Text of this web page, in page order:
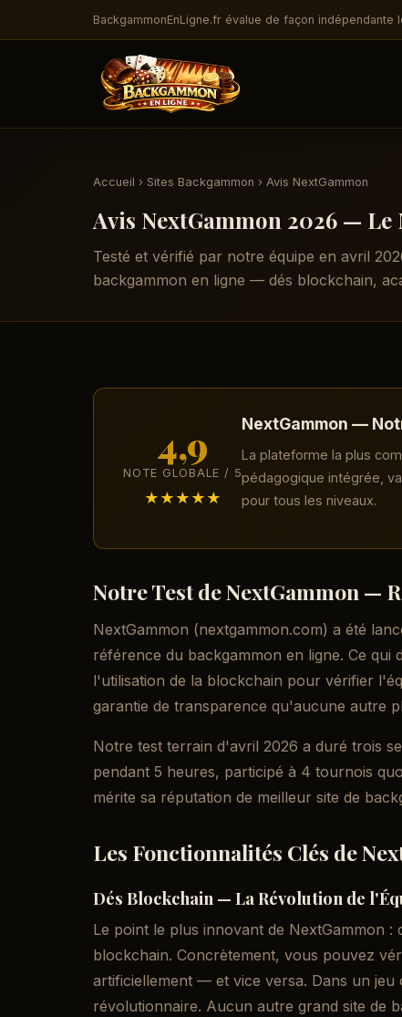
BackgammonEnLigne.fr évalue de façon
Accueil › Sites Backgammon › Avis NextGammon
Avis NextGammon 2026 —
Testé et vérifié par notre équipe en avril
backgammon en ligne — dés blockchain,
4,9
NOTE GLOBALE / 5
★★★★★
NextGammon —
La plateforme la plus
pédagogique intégrée,
pour tous les niveaux.
Notre Test de NextGammon —
NextGammon (nextgammon.com) a été
référence du backgammon en ligne. Ce qui
l'utilisation de la blockchain pour vérifier
garantie de transparence qu'aucune autre
Notre test terrain d'avril 2026 a duré trois
pendant 5 heures, participé à 4 tournois
mérite sa réputation de meilleur site de
Les Fonctionnalités Clés de
Dés Blockchain — La Révolution de
Le point le plus innovant de NextGammon :
blockchain. Concrètement, vous pouvez
artificiellement — et vice versa. Dans un
révolutionnaire. Aucun autre grand site de